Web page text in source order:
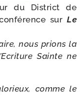
du District de
sur Le
nous prions la
Sainte ne
comme le